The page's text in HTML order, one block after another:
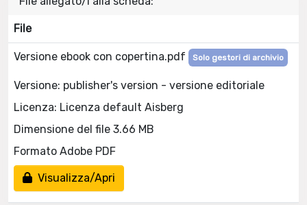
File
Versione ebook con copertina.pdf Solo gestori di archivio
Versione: publisher's version - versione editoriale
Licenza: Licenza default Aisberg
Dimensione del file 3.66 MB
Formato Adobe PDF
Visualizza/Apri